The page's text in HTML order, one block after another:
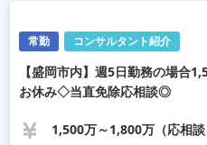
常勤 コンサルタント紹介
【盛岡市内】週5日勤務の場合
お休み◇当直免除応相談◎
1,500万～1,800万（応相談